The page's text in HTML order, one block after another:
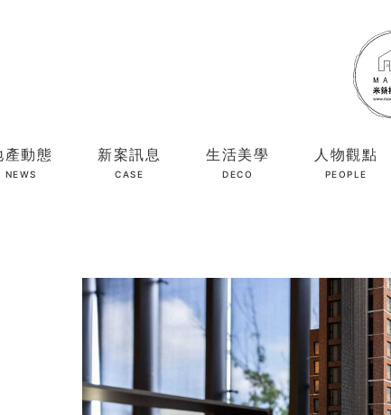
產動態
NEWS
新案訊息
CASE
生活美學
DECO
人物觀點
PEOPLE